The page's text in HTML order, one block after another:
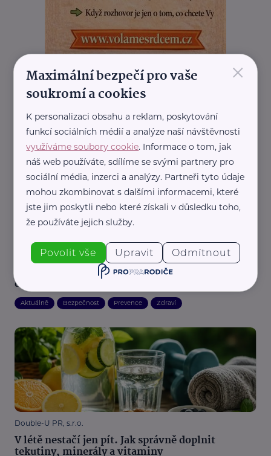
REKLAMA
Další články
PEAR Media
Koupání a oči: Jak předejít zánětu spojivek i
dalším letním potížím
Aktuálně Bezpečnost Prevence Zdraví
Double-U PR, s.r.o.
V létě nestačí jen pít. Jak správně doplnit
tekutiny, minerály a vitaminy
×
Maximální bezpečí pro vaše
soukromí a cookies
K personalizaci obsahu a reklam, poskytování
funkcí sociálních médií a analýze naší návštěvnosti
využíváme soubory cookie. Informace o tom, jak
náš web používáte, sdílíme se svými partnery pro
sociální média, inzerci a analýzy. Partneři tyto údaje
mohou zkombinovat s dalšími informacemi, které
jste jim poskytli nebo které získali v důsledku toho,
že používáte jejich služby.
Povolit vše Upravit Odmítnout